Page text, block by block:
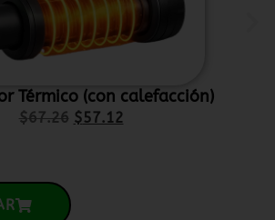
Térmico (con calefacción)
$67.26 $57.12